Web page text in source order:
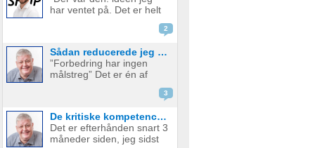
man så tage springet og
har ventet på. Det er helt
genialt. Det er det her, jeg
skal. Hvem vil IKKE betale
er mange gode
iværksætterhistorier
startet og med god grund.
2
Sådan reducerede jeg min ugentlige arbejdstid med +20 timer og tjente samtidig mange flere penge.
”Forbedring har ingen
målstreg” Det er én af
Jeg er efterhånden blevet
alder). Og selvom jeg
efterhånden har levet
iværksætterlivet i snart 50
3
De kritiske kompetencer til forudsigelig, langtidsholdbar profitabel vækst – og samtidig mindre arbejde - Del 1
Det er efterhånden snart 3
måneder siden, jeg sidst